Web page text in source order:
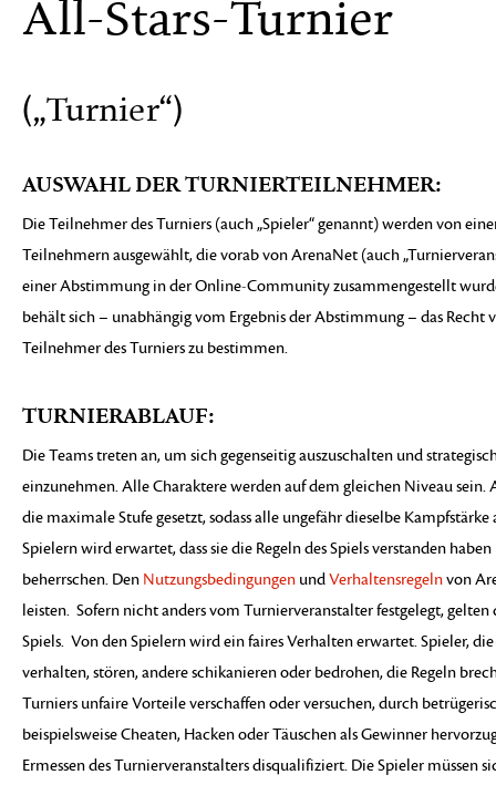
All‑Stars‑Turnier
(„Turnier“)
AUSWAHL DER TURNIERTEILNEHMER:
Die Teilnehmer des Turniers (auch „Spieler“ genannt) werden von
Teilnehmern ausgewählt, die vorab von ArenaNet (auch
einer Abstimmung in der Online-Community zusammengestellt
behält sich – unabhängig vom Ergebnis der Abstimmung – das Recht
Teilnehmer des Turniers zu bestimmen.
TURNIERABLAUF:
Die Teams treten an, um sich gegenseitig auszuschalten und
einzunehmen. Alle Charaktere werden auf dem gleichen Niveau sein.
die maximale Stufe gesetzt, sodass alle ungefähr dieselbe
Spielern wird erwartet, dass sie die Regeln des Spiels verstanden
beherrschen. Den Nutzungsbedingungen undVerhaltensregelnvon
leisten. Sofern nicht anders vom Turnierveranstalter festgelegt, gelten
Spiels. Von den Spielern wird ein faires Verhalten erwartet. Spieler,
verhalten, stören, andere schikanieren oder bedrohen, die Regeln
Turniers unfaire Vorteile verschaffen oder versuchen, durch
beispielsweise Cheaten, Hacken oder Täuschen als Gewinner
Ermessen des Turnierveranstalters disqualifiziert. Die Spieler müssen